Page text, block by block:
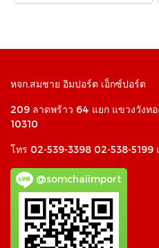
หจก.สมชาย อิมปอร์ต เอ็กซ์ปอร์ต
209 ลาดพร้าว 64 แยก แขวงวังทอ
10310
โทร 02-539-3398 02-538-5199
@somchaiimport